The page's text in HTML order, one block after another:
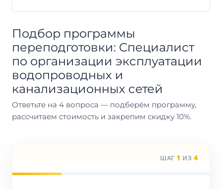
Подбор программы
переподготовки: Специалист
по организации эксплуатации
водопроводных и
канализационных сетей
Ответьте на 4 вопроса — подберём программу,
рассчитаем стоимость и закрепим скидку 10%.
ШАГ 1 ИЗ 4